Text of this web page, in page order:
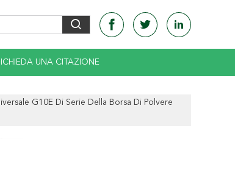
UNA CITAZIONE
G10E Di Serie Della Borsa Di Polvere